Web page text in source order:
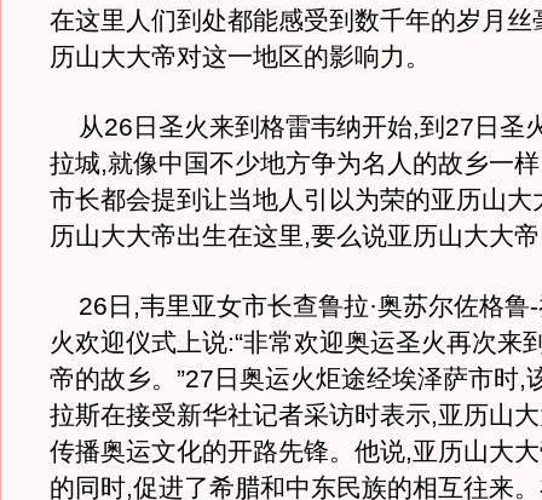
在这里人们到处都能感受到数千年的岁月丝
历山大大帝对这一地区的影响力。
从26日圣火来到格雷韦纳开始,到27日圣
拉城,就像中国不少地方争为名人的故乡一
市长都会提到让当地人引以为荣的亚历山大
历山大大帝出生在这里,要么说亚历山大大
26日,韦里亚女市长查鲁拉·奥苏尔佐格鲁
火欢迎仪式上说:“非常欢迎奥运圣火再次来
帝的故乡。”27日奥运火炬途经埃泽萨市时,
拉斯在接受新华社记者采访时表示,亚历山
传播奥运文化的开路先锋。他说,亚历山大
的同时,促进了希腊和中东民族的相互往来